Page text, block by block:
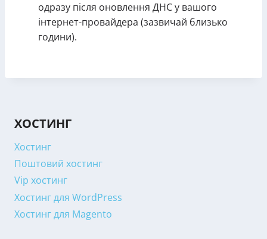
одразу після оновлення ДНС у вашого
інтернет-провайдера (зазвичай близько
години).
ХОСТИНГ
Хостинг
Поштовий хостинг
Vip хостинг
Хостинг для WordPress
Хостинг для Magento